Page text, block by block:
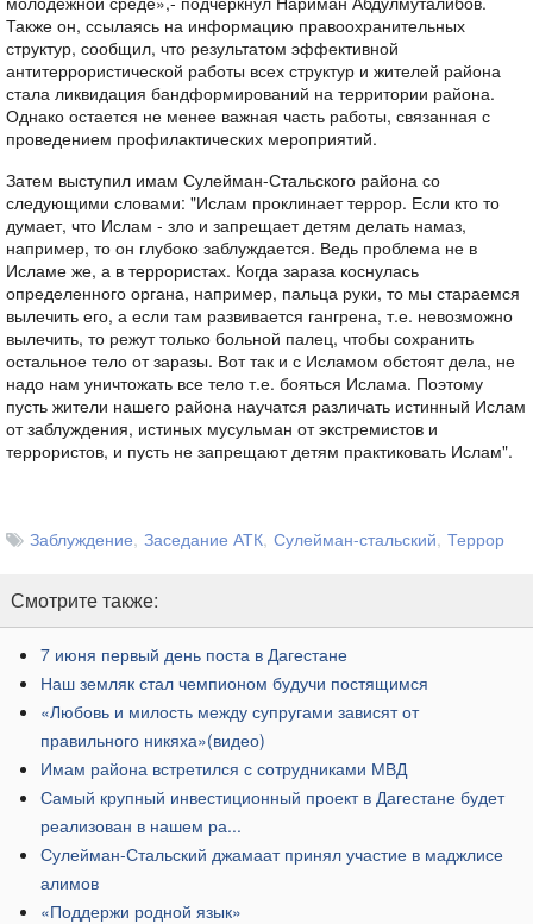
Также он, ссылаясь на информацию правоохранительных
структур, сообщил, что результатом эффективной
антитеррористической работы всех структур и жителей района
стала ликвидация бандформирований на территории района.
Однако остается не менее важная часть работы, связанная с
проведением профилактических мероприятий.
Затем выступил имам Сулейман-Стальского района со
следующими словами: "Ислам проклинает террор. Если кто то
думает, что Ислам - зло и запрещает детям делать намаз,
например, то он глубоко заблуждается. Ведь проблема не в
Исламе же, а в террористах. Когда зараза коснулась
определенного органа, например, пальца руки, то мы стараемся
вылечить его, а если там развивается гангрена, т.е. невозможно
вылечить, то режут только больной палец, чтобы сохранить
остальное тело от заразы. Вот так и с Исламом обстоят дела, не
надо нам уничтожать все тело т.е. бояться Ислама. Поэтому
пусть жители нашего района научатся различать истинный Ислам
от заблуждения, истиных мусульман от экстремистов и
террористов, и пусть не запрещают детям практиковать Ислам".
Заблуждение Заседание АТК Сулейман-стальский Террор
Смотрите также:
​7 июня первый день поста в Дагестане
Наш земляк стал чемпионом будучи постящимся
​«Любовь и милость между супругами зависят от
правильного никяха»(видео)
​Имам района встретился с сотрудниками МВД
​Самый крупный инвестиционный проект в Дагестане будет
реализован в нашем ра...
Сулейман-Стальский джамаат принял участие в маджлисе
алимов
​«Поддержи родной язык»